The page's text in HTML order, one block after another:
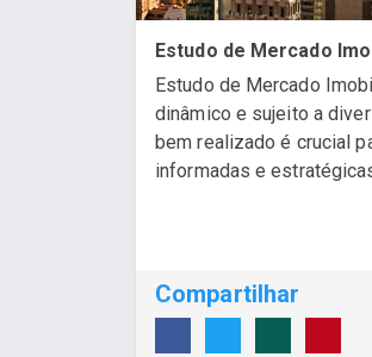
Estudo de Mercado
Estudo de Mercado
dinâmico e sujeito a
bem realizado é crucial
informadas e
Compartilhar